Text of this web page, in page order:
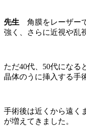
先生 角膜をレーザー
強く、さらに近視や乱
ただ40代、50代にな
晶体のうに挿入する手
手術後は近くから遠く
が増えてきました。